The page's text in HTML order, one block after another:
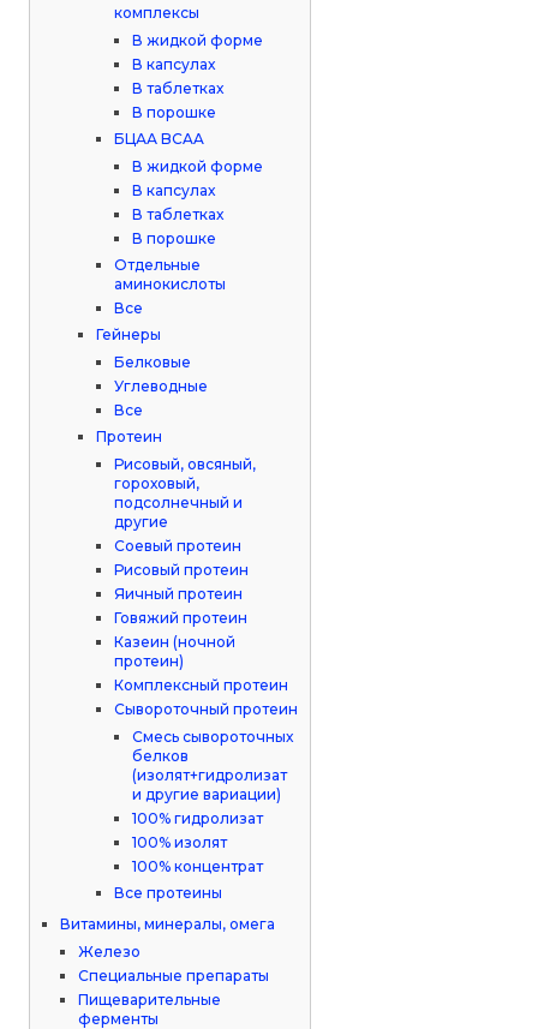
комплексы
В жидкой форме
В капсулах
В таблетках
В порошке
БЦАА BCAA
В жидкой форме
В капсулах
В таблетках
В порошке
Отдельные
аминокислоты
Все
Гейнеры
Белковые
Углеводные
Все
Протеин
Рисовый, овсяный,
гороховый,
подсолнечный и
другие
Соевый протеин
Рисовый протеин
Яичный протеин
Говяжий протеин
Казеин (ночной
протеин)
Комплексный протеин
Сывороточный протеин
Смесь сывороточных
белков
(изолят+гидролизат
и другие вариации)
100% гидролизат
100% изолят
100% концентрат
Все протеины
Витамины, минералы, омега
Железо
Специальные препараты
Пищеварительные
ферменты